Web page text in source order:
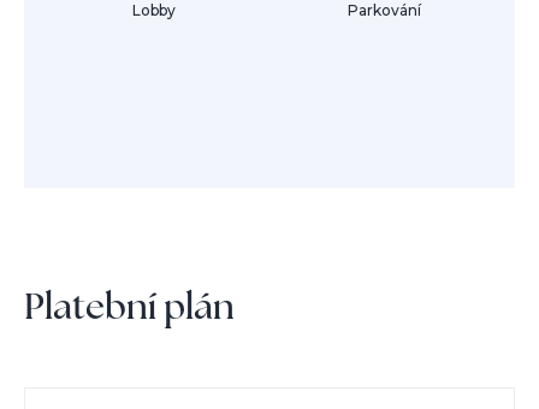
Lobby Parkování
Platební plán